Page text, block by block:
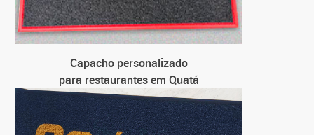
Capacho personalizado
para restaurantes em Quatá